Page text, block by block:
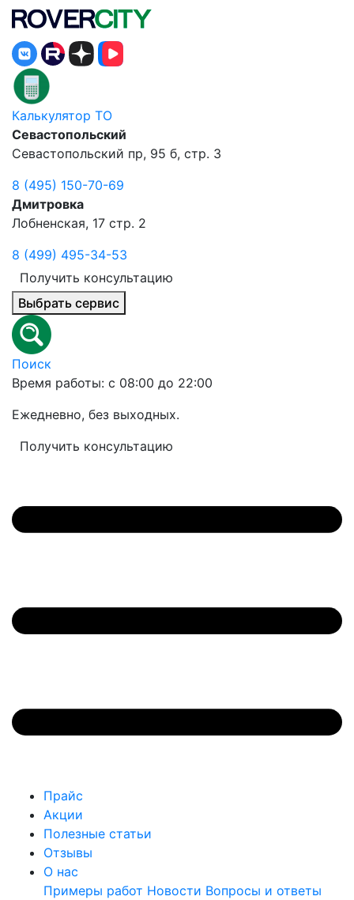
Калькулятор ТО
Севастопольский
Севастопольский пр, 95 б, стр. 3
8 (495) 150-70-69
Дмитровка
Лобненская, 17 стр. 2
8 (499) 495-34-53
Получить консультацию
Выбрать сервис
Поиск
Время работы: с 08:00 до 22:00
Ежедневно, без выходных.
Получить консультацию
Прайс
Акции
Полезные статьи
Отзывы
О нас
Примеры работ Новости Вопросы и ответы